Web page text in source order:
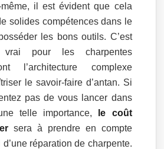
il est évident que cela
solides compétences dans le
les bons outils. C’est
vrai pour les charpentes
l’architecture complexe
le savoir-faire d’antan. Si
pas de vous lancer dans
telle importance,
le coût
sera à prendre en compte
réparation de charpente.